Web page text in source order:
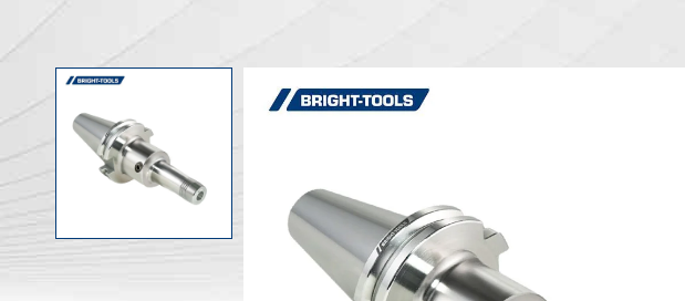
Portautensili CNC
Strumenti statici e azionati
Strumenti di alesatura
Anti vibrazione
Portautensili termoretraibile
Portautensili JIS B 6339-BT
Portautensili JIS B 6339-BBT
Portautensili JIS B 6339-NBT